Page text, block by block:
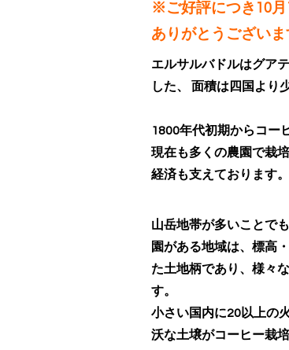
※ご好評につき10月
ありがとうございま
エルサルバドルはグア
した、 面積は四国より
1800年代初期からコー
現在も多くの農園で栽
経済も支えております。
山岳地帯が多いことで
園がある地域は、標高
た土地柄であり、様々
す。
小さい国内に20以上の
沃な土壌がコーヒー栽